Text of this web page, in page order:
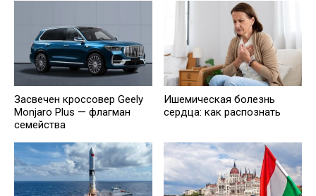
Засвечен кроссовер Geely
Monjaro Plus — флагман
семейства
Ишемическая болезнь
сердца: как распознать